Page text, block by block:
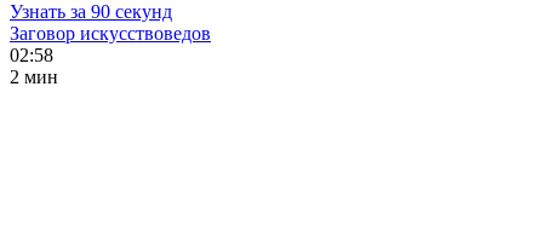
Узнать за 90 секунд
Заговор искусствоведов
02:58
2 мин